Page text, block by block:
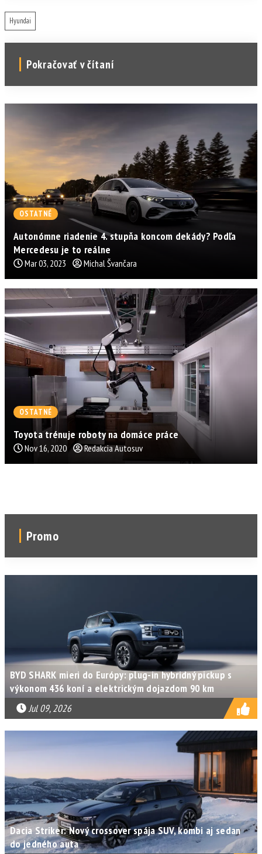
Hyundai
Pokračovať v čítaní
OSTATNÉ
Autonómne riadenie 4. stupňa koncom dekády? Podľa
Mercedesu je to reálne
Mar 03, 2023 Michal Švančara
OSTATNÉ
Toyota trénuje roboty na domáce práce
Nov 16, 2020 Redakcia Autosuv
Promo
BYD SHARK mieri do Európy: plug-in hybridný pickup s
výkonom 436 koní a elektrickým dojazdom 90 km
Jul 09, 2026
Dacia Striker: Nový crossover spája SUV, kombi aj sedan
do jedného auta